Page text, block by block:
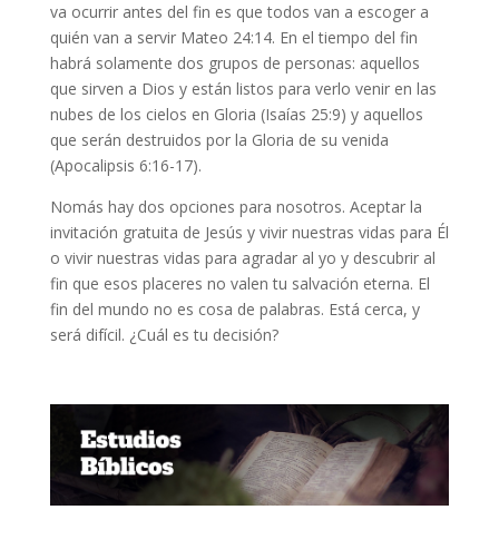
va ocurrir antes del fin es que todos van a escoger a
quién van a servir Mateo 24:14. En el tiempo del fin
habrá solamente dos grupos de personas: aquellos
que sirven a Dios y están listos para verlo venir en las
nubes de los cielos en Gloria (Isaías 25:9) y aquellos
que serán destruidos por la Gloria de su venida
(Apocalipsis 6:16-17).
Nomás hay dos opciones para nosotros. Aceptar la
invitación gratuita de Jesús y vivir nuestras vidas para Él
o vivir nuestras vidas para agradar al yo y descubrir al
fin que esos placeres no valen tu salvación eterna. El
fin del mundo no es cosa de palabras. Está cerca, y
será difícil. ¿Cuál es tu decisión?